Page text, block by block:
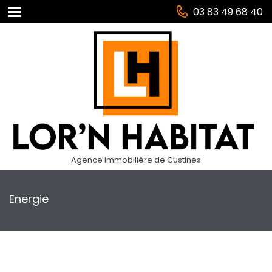
03 83 49 68 40
Agence immobilière de Custines
Energie